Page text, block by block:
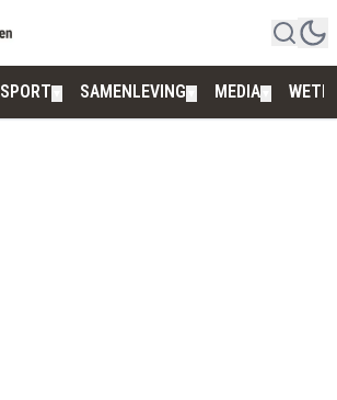
SPORT SAMENLEVING MEDIA